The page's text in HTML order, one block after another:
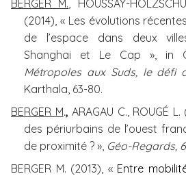
BERGER M., HOUSSAY-
(2014), « Les évolutions
de l’espace dans deux
Shanghai et Le Cap », in
Métropoles aux Suds, le défi
Karthala, 63-80.
BERGER M.,ARAGAU C., ROUGÉ L.
des périurbains de l’ouest
de proximité ? », Géo-Regards, 6
BERGER M. (2013), « Entre